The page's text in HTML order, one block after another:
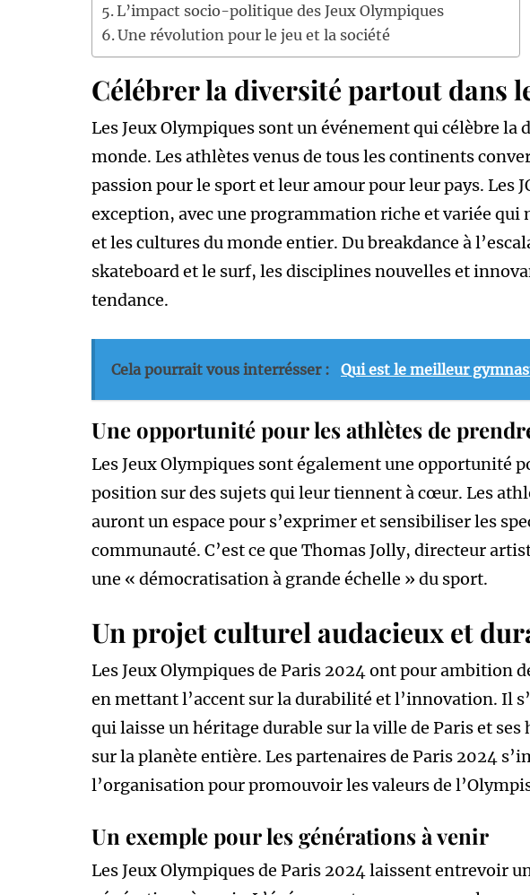
L’impact socio-politique des Jeux Olympiques
Une révolution pour le jeu et la société
Célébrer la diversité partout dans
Les Jeux Olympiques sont un événement qui célèbre la
monde. Les athlètes venus de tous les continents
passion pour le sport et leur amour pour leur pays. Les
exception, avec une programmation riche et variée
et les cultures du monde entier. Du breakdance à
skateboard et le surf, les disciplines nouvelles et
tendance.
Cela pourrait vous interrésser : Qui est le meilleur
Une opportunité pour les athlètes de
Les Jeux Olympiques sont également une opportunité
position sur des sujets qui leur tiennent à cœur. Les
auront un espace pour s’exprimer et sensibiliser les
communauté. C’est ce que Thomas Jolly, directeur
une « démocratisation à grande échelle » du sport.
Un projet culturel audacieux et
Les Jeux Olympiques de Paris 2024 ont pour ambition
en mettant l’accent sur la durabilité et l’innovation. Il
qui laisse un héritage durable sur la ville de Paris et
sur la planète entière. Les partenaires de Paris 2024
l’organisation pour promouvoir les valeurs de
Un exemple pour les générations à venir
Les Jeux Olympiques de Paris 2024 laissent entrevoir